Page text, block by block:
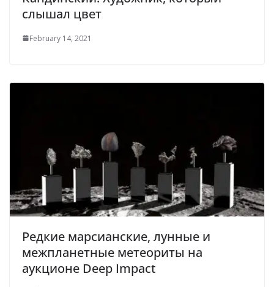
слышал цвет
February 14, 2021
Редкие марсианские, лунные и
межпланетные метеориты на
аукционе Deep Impact